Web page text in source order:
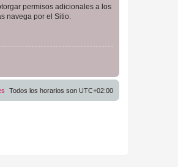
permisos adicionales a los
navega por el Sitio.
Todos los horarios son UTC+02:00